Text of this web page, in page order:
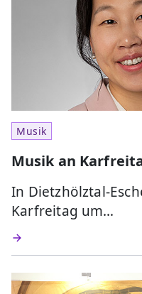
Musik
Musik an
In Dietzhölztal-
Karfreitag um…